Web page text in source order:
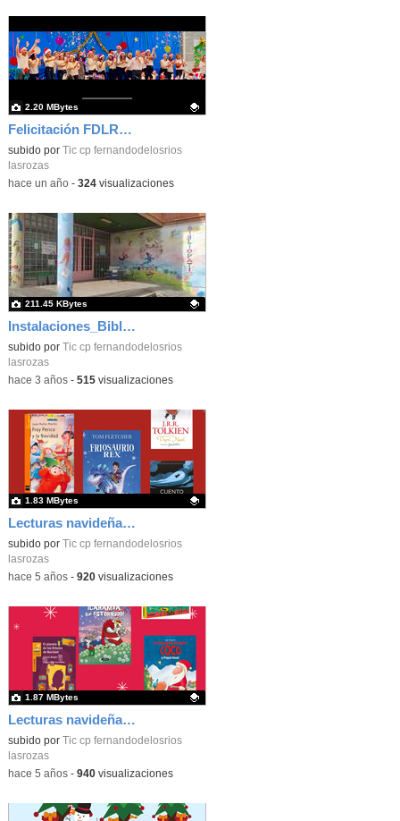
Felicitación FDLR_Las Rozas
Contenido educativo.
subido por Tic cp fernandodelosrios
lasrozas
2.20 MBytes
-hace un año- 324visualizaciones
Instalaciones_Bibliopatio_actualizado_CEIP FDLR_las Rozas
Contenido educativo.
subido por Tic cp fernandodelosrios
lasrozas
211.45 KBytes
-hace 3 años- 515visualizaciones
Lecturas navideñas recomendadas_Segundo Equipo Primaria_CEIP FDLR_Las Rozas
Contenido educativo.
subido por Tic cp fernandodelosrios
lasrozas
1.83 MBytes
-hace 5 años- 920visualizaciones
Lecturas navideñas recomendadas_Primer Equipo Primaria_CEIP FDLR_Las Rozas
Contenido educativo.
subido por Tic cp fernandodelosrios
lasrozas
1.87 MBytes
-hace 5 años- 940visualizaciones